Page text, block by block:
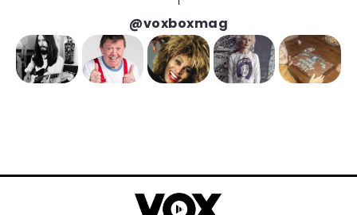
@voxboxmag